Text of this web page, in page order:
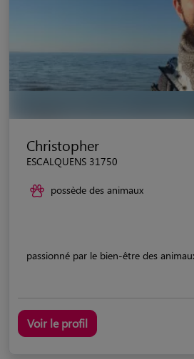
Christopher
ESCALQUENS 31750
possède des animaux
passionné par le bien-être des
Voir le profil